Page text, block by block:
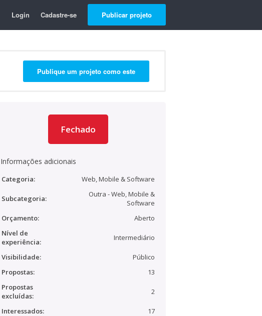
Login Cadastre-se Publicar projeto
Publique um projeto como este
Fechado
Informações adicionais
Categoria: Web, Mobile & Software
Subcategoria:
Outra - Web, Mobile &
Software
Orçamento:
Aberto
Nível de
experiência:
Intermediário
Visibilidade:
Público
Propostas:
13
Propostas
excluídas:
2
Interessados:
17